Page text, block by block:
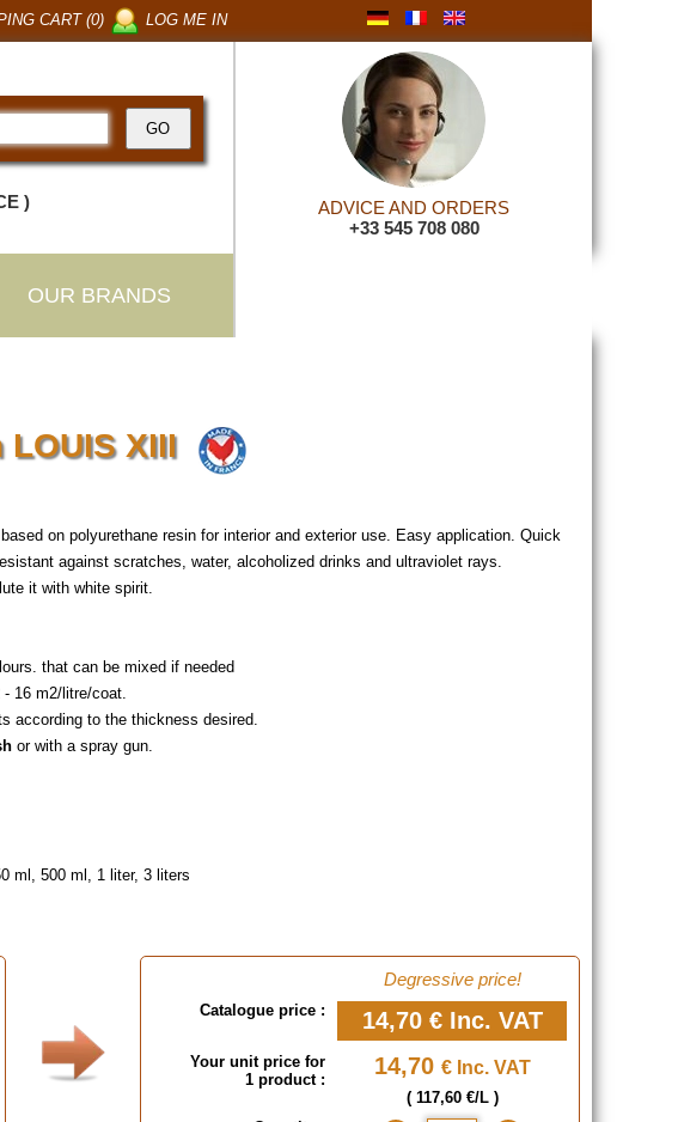
LOG ME IN
CART (0)
)
ADVICE AND ORDERS
+33 545 708 080
OUR BRANDS
XIII
on polyurethane resin for interior and exterior use. Easy application. Quick
against scratches, water, alcoholized drinks and ultraviolet rays.
it with white spirit.
that can be mixed if needed
- 16 m2/litre/coat.
according to the thickness desired.
or with a spray gun.
ml, 500 ml, 1 liter, 3 liters
Degressive price!
Catalogue price : 14,70 € Inc. VAT
Your unit price for
1 product :
14,70 € Inc. VAT
( 117,60 €/L )